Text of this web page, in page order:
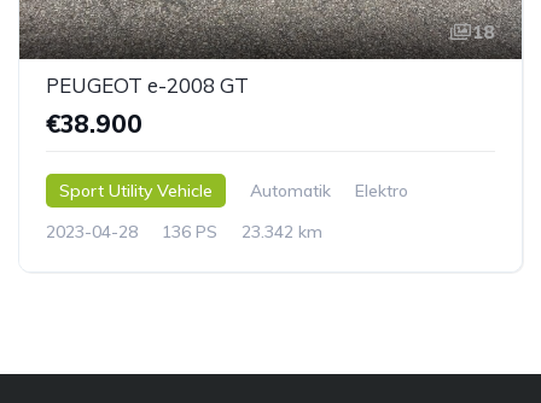
18
PEUGEOT e-2008 GT
€38.900
Sport Utility Vehicle Automatik
Elektro
2023-04-28
136 PS 23.342 km